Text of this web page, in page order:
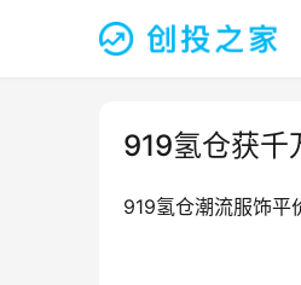
919氢仓获千
919氢仓潮流服饰平